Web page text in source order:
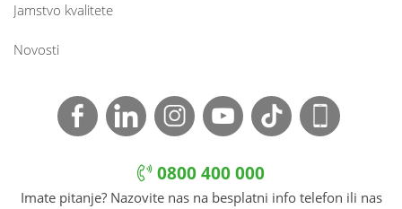
Jamstvo kvalitete
Novosti
0800 400 000
Imate pitanje? Nazovite nas na besplatni info telefon ili nas